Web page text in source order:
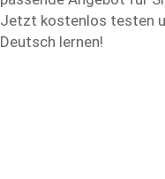
Jetzt kostenlos testen
Deutsch lernen!